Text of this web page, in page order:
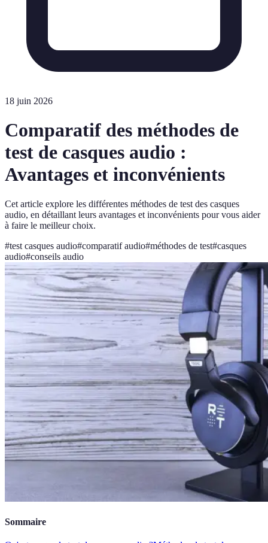
18 juin 2026
Comparatif des méthodes de
test de casques audio :
Avantages et inconvénients
Cet article explore les différentes méthodes de test des casques
audio, en détaillant leurs avantages et inconvénients pour vous aider
à faire le meilleur choix.
#test casques audio#comparatif audio#méthodes de test#casques
audio#conseils audio
Sommaire